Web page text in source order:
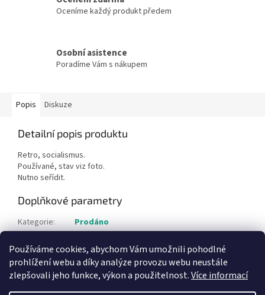
Používáme cookies, abychom Vám umožnili pohodlné
prohlížení webu a díky analýze provozu webu neustále
zlepšovali jeho funkce, výkon a použitelnost.Více informací
Oceníme každý produkt předem
Osobní asistence
Poradíme Vám s nákupem
Popis Diskuze
Detailní popis produktu
Retro, socialismus.
Používané, stav viz foto.
Nutno seřídit.
Doplňkové parametry
Kategorie:
Prodáno
Položka byla vyprodána…